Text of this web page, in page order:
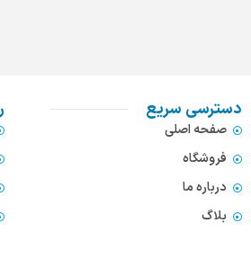
دسترسی سریع
صفحه اصلی
فروشگاه
درباره ما
بلاگ